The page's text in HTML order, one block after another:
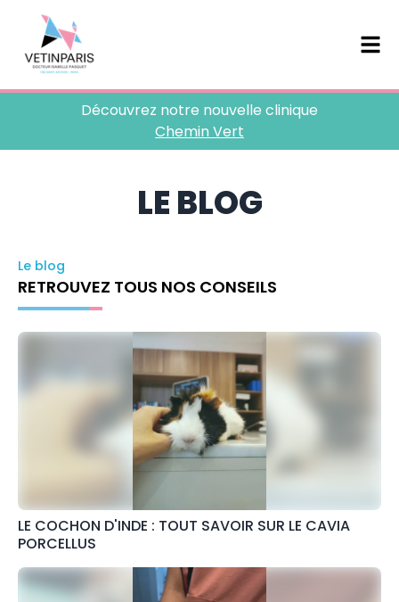
Découvrez notre nouvelle clinique
Chemin Vert
LE BLOG
Le blog
RETROUVEZ TOUS NOS CONSEILS
LE COCHON D'INDE : TOUT SAVOIR SUR LE CAVIA
PORCELLUS